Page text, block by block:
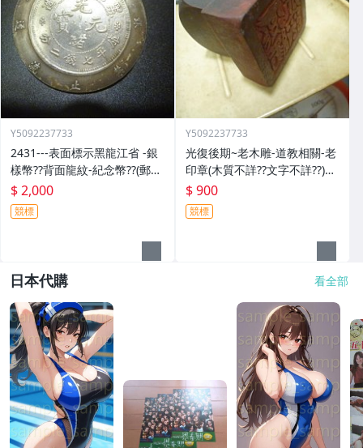
Y5092237733
2431---表面標示黑龍江省 -銀
樣幣??背面龍紋-紀念幣??(郵寄
免運費)
$ 2,000
競標
Y5092237733
光復後期~老木雕-道教相關-老
印章(木質不詳??文字不詳??)歷
史民俗文物??(郵寄免運費)
$ 900
競標
日本代購 看全部